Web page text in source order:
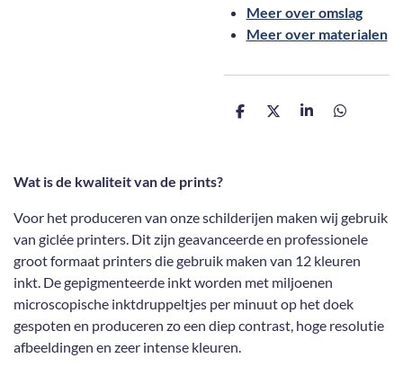
Meer over omslag
Meer over materialen
D
D
S
D
Wat is de kwaliteit van de prints?
Voor het produceren van onze schilderijen maken wij gebruik
van giclée printers. Dit zijn geavanceerde en professionele
groot formaat printers die gebruik maken van 12 kleuren
inkt. De gepigmenteerde inkt worden met miljoenen
microscopische inktdruppeltjes per minuut op het doek
gespoten en produceren zo een diep contrast, hoge resolutie
afbeeldingen en zeer intense kleuren.